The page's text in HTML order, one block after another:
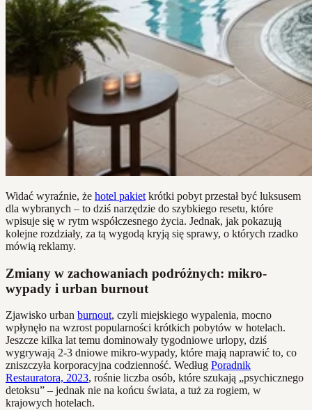
Widać wyraźnie, że hotel pakiet krótki pobyt przestał być luksusem
dla wybranych – to dziś narzędzie do szybkiego resetu, które
wpisuje się w rytm współczesnego życia. Jednak, jak pokazują
kolejne rozdziały, za tą wygodą kryją się sprawy, o których rzadko
mówią reklamy.
Zmiany w zachowaniach podróżnych: mikro-
wypady i urban burnout
Zjawisko urban burnout, czyli miejskiego wypalenia, mocno
wpłynęło na wzrost popularności krótkich pobytów w hotelach.
Jeszcze kilka lat temu dominowały tygodniowe urlopy, dziś
wygrywają 2-3 dniowe mikro-wypady, które mają naprawić to, co
zniszczyła korporacyjna codzienność. Według Poradnik
Restauratora, 2023, rośnie liczba osób, które szukają „psychicznego
detoksu” – jednak nie na końcu świata, a tuż za rogiem, w
krajowych hotelach.